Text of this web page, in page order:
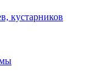
кустарников